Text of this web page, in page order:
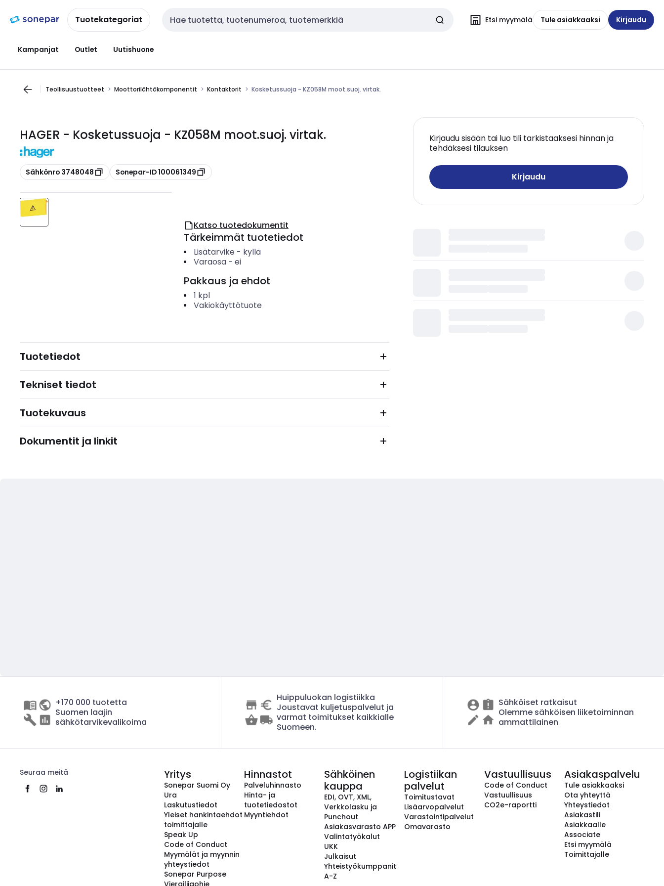
navigointiinsisältöönTuotekategoriat Haku Etsi myymälä Tule asiakkaaksi Kirjaudu
Kampanjat Outlet Uutishuone
Teollisuustuotteet Moottorilähtökomponentit Kontaktorit Kosketussuoja - KZ058M moot.suoj. virtak.
HAGER - Kosketussuoja - KZ058M moot.suoj. virtak.
Kopioi
Sähkönro 3748048 Kopioi
Sonepar-ID 100061349
Kirjaudu sisään tai luo tili tarkistaaksesi hinnan ja
tehdäksesi tilauksen
Kirjaudu
Katso tuotedokumentit
Tärkeimmät tuotetiedot
Lisätarvike - kyllä
Varaosa- ei
Pakkaus ja ehdot
1 kpl
Vakiokäyttötuote
Tuotetiedot
Tekniset tiedot
Tuotekuvaus
Dokumentit ja linkit
+170 000 tuotetta
Suomen laajin
sähkötarvikevalikoima
Huippuluokan logistiikka
Joustavat kuljetuspalvelut ja
varmat toimitukset kaikkialle
Suomeen.
Sähköiset ratkaisut
Olemme sähköisen liiketoiminnan
ammattilainen
Seuraa meitä Yritys
Sonepar Suomi Oy
Ura
Laskutustiedot
Yleiset hankintaehdot
toimittajalle
Speak Up
Code of Conduct
Myymälät ja myynnin
yhteystiedot
Sonepar Purpose
Vierailijaohje
Hinnastot
Palveluhinnasto
Hinta- ja
tuotetiedostot
Myyntiehdot
Sähköinen
kauppa
EDI, OVT, XML,
Verkkolasku ja
Punchout
Asiakasvarasto APP
Valintatyökalut
UKK
Julkaisut
Yhteistyökumppanit
A-Z
Logistiikan
palvelut
Toimitustavat
Lisäarvopalvelut
Varastointipalvelut
Omavarasto
Vastuullisuus
Code of Conduct
Vastuullisuus
CO2e-raportti
Asiakaspalvelu
Tule asiakkaaksi
Ota yhteyttä
Yhteystiedot
Asiakastili
Asiakkaalle
Associate
Etsi myymälä
Toimittajalle